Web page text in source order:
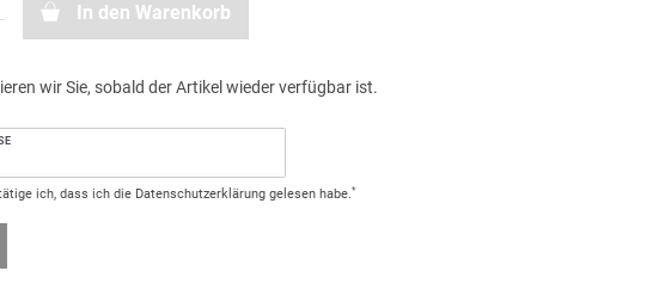
In den Warenkorb
wir Sie, sobald der Artikel wieder verfügbar ist.
ich, dass ich die Daten­schutz­erklärung gelesen habe.*